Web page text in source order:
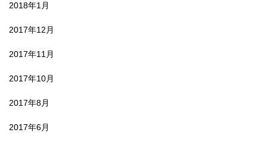
2018年1月
2017年12月
2017年11月
2017年10月
2017年8月
2017年6月